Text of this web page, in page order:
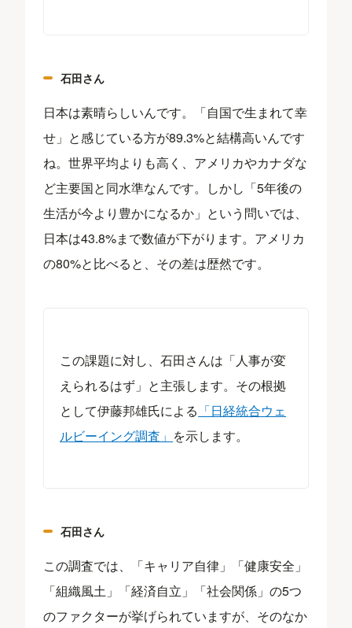
石田さん
日本は素晴らしいんです。「自国で生まれて幸
せ」と感じている方が89.3%と結構高いんです
ね。世界平均よりも高く、アメリカやカナダな
ど主要国と同水準なんです。しかし「5年後の
生活が今より豊かになるか」という問いでは、
日本は43.8%まで数値が下がります。アメリカ
の80%と比べると、その差は歴然です。
この課題に対し、石田さんは「人事が変
えられるはず」と主張します。その根拠
として伊藤邦雄氏による 「日経統合ウェ
ルビーイング調査」 を示します。
石田さん
この調査では、「キャリア自律」「健康安全」
「組織風土」「経済自立」「社会関係」の5つ
のファクターが挙げられていますが、そのなか